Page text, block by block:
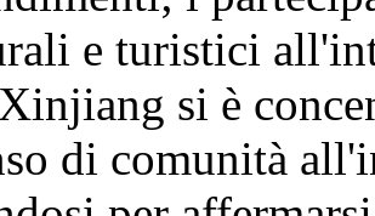
e turistici
si è
di comunità